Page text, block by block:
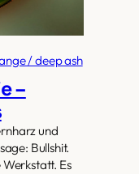
/ deep ash
–
und
Bullshit.
Werkstatt. Es